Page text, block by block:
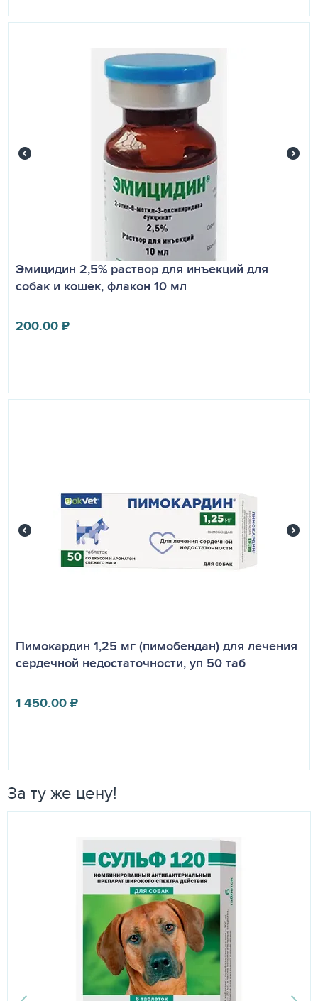
Эмицидин 2,5% раствор для инъекций для
собак и кошек, флакон 10 мл
200.00₽
Пимокардин 1,25 мг (пимобендан) для лечения
сердечной недостаточности, уп 50 таб
1 450.00₽
За ту же цену!